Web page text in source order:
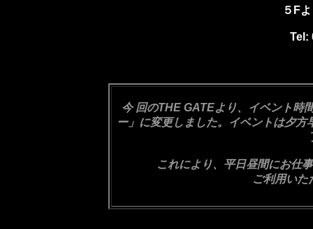
５F
Tel:
今 回のTHE GATEより、イベント時
ー」に変更しました。イベントは夕
これにより、平日昼間にお仕
ご利用いた